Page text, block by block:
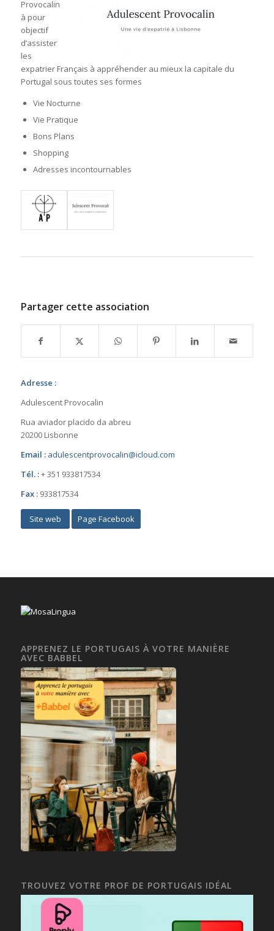
Provocalin
à pour
objectif
d’assister
les
expatrier Français à appréhender au mieux la capitale du
Portugal sous toutes ses formes
Vie Nocturne
Vie Pratique
Bons Plans
Shopping
Adresses incontournables
Partager cette association
Adresse :
Adulescent Provocalin
Rua aviador placido da abreu
20200 Lisbonne
Email : adulescentprovocalin@icloud.com
Tél. :+ 351 933817534
Fax :933817534
Site web Page Facebook
APPRENEZ LE PORTUGAIS À VOTRE MANIÈRE
AVEC BABBEL
TROUVEZ VOTRE PROF DE PORTUGAIS IDÉAL